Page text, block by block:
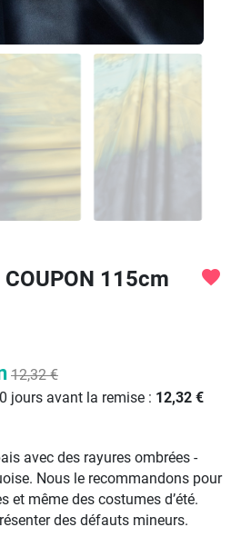
115cm favorite
12,32 €
jours avant la remise : 12,32 €
avec des rayures ombrées -
Nous le recommandons pour
et même des costumes d’été.
des défauts mineurs.